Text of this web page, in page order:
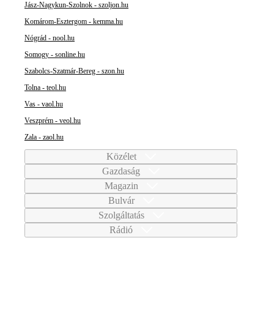
Jász-Nagykun-Szolnok - szoljon.hu
Komárom-Esztergom - kemma.hu
Nógrád - nool.hu
Somogy - sonline.hu
Szabolcs-Szatmár-Bereg - szon.hu
Tolna - teol.hu
Vas - vaol.hu
Veszprém - veol.hu
Zala - zaol.hu
Közélet
Gazdaság
Magazin
Bulvár
Szolgáltatás
Rádió